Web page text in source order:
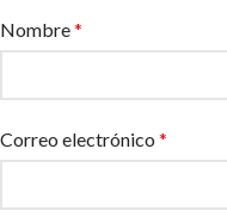
Nombre*
Correo electrónico *